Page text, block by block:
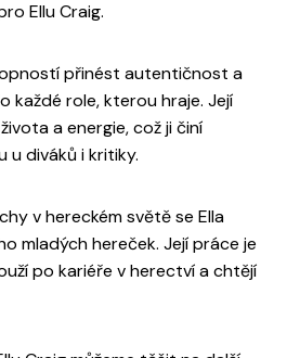
Ellu Craig.
přinést autentičnost a
každé role, kterou hraje. Její
a energie, což ji činí
u diváků i kritiky.
v hereckém světě se Ella
mladých hereček. Její práce je
po kariéře v herectví a chtějí